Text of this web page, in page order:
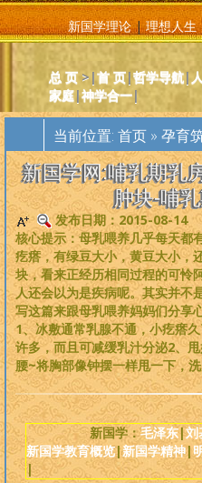
新国学理论|理想人生
新国学应用网是将新国学理论付
基元学十分庞大复杂，特别是社
人而言因基础知识不够而难以理
逻辑，简化为相对易懂和利于人
体人生、宗教、神灵、社会常识
是一个非常完备、深度范畴远超
都可以从中获益。
版权必读
刘基元
新国学理论
婴童教育
人性教育
居住教育
总 页 >|首 页|哲学导航|
家庭|神学合一|
当前位置: 首页 » 孕育
新国学网:哺乳期乳
肿块-哺
发布日期：2015-08-14
核心提示：母乳喂养几乎每天都
疙瘩，有绿豆大小，黄豆大小，
块，看来正经历相同过程的可怜
人还会以为是疾病呢。其实并不
写这篇来跟母乳喂养妈妈们分享
1、冰敷通常乳腺不通，小疙瘩
许多，而且可减缓乳汁分泌2、
腰~将胸部像钟摆一样甩一下，
新国学：毛泽东|刘
新国学教育概览|新国学精神|
|